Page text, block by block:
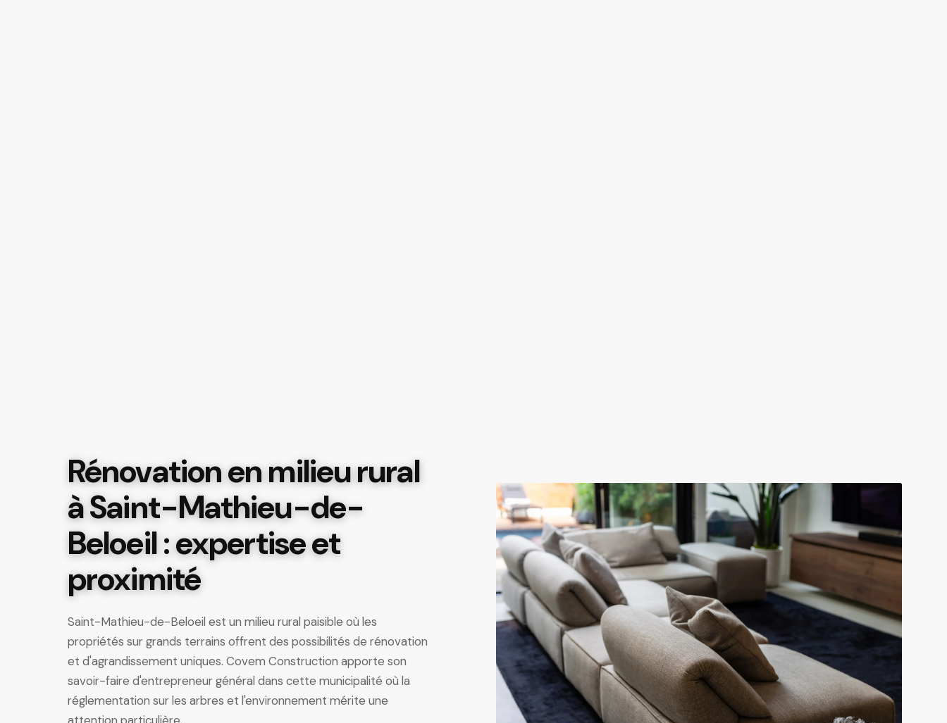
Rénovation en milieu rural
à Saint-Mathieu-de-
Beloeil : expertise et
proximité
Saint-Mathieu-de-Beloeil est un milieu rural paisible où les
propriétés sur grands terrains offrent des possibilités de rénovation
et d'agrandissement uniques. Covem Construction apporte son
savoir-faire d'entrepreneur général dans cette municipalité où la
réglementation sur les arbres et l'environnement mérite une